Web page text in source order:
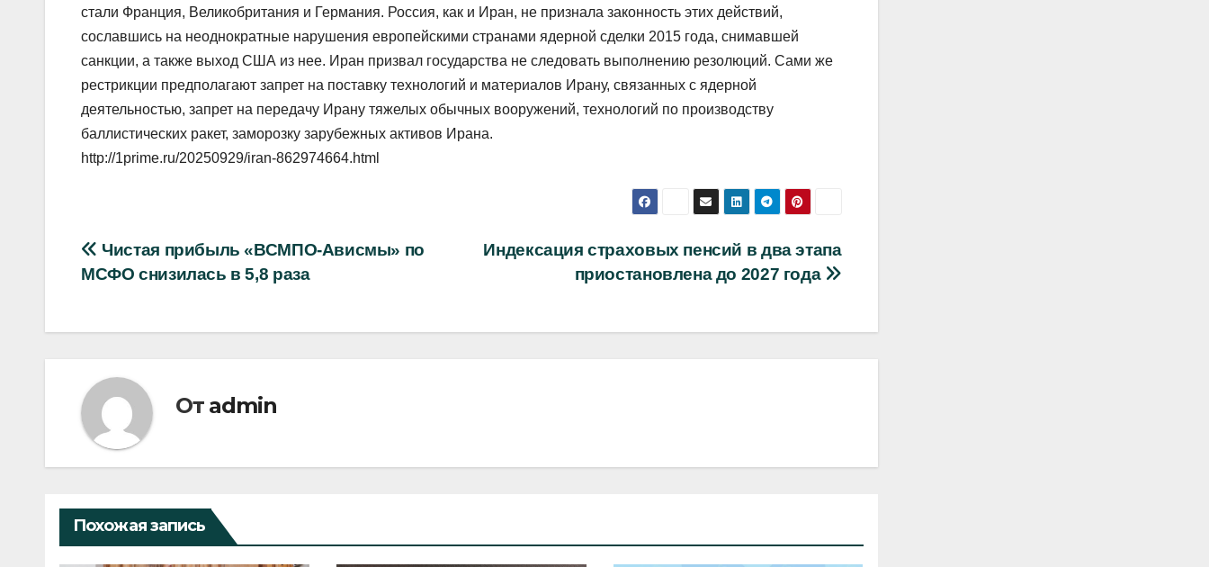
стали Франция, Великобритания и Германия. Россия, как и Иран, не признала законность этих действий,
сославшись на неоднократные нарушения европейскими странами ядерной сделки 2015 года, снимавшей
санкции, а также выход США из нее. Иран призвал государства не следовать выполнению резолюций. Сами же
рестрикции предполагают запрет на поставку технологий и материалов Ирану, связанных с ядерной
деятельностью, запрет на передачу Ирану тяжелых обычных вооружений, технологий по производству
баллистических ракет, заморозку зарубежных активов Ирана.
http://1prime.ru/20250929/iran-862974664.html
Навигация
записям
Индексация страховых пенсий в два этапа
приостановлена до 2027 года
Чистая прибыль «ВСМПО-Ависмы» по
МСФО снизилась в 5,8 раза
От admin
Похожая запись